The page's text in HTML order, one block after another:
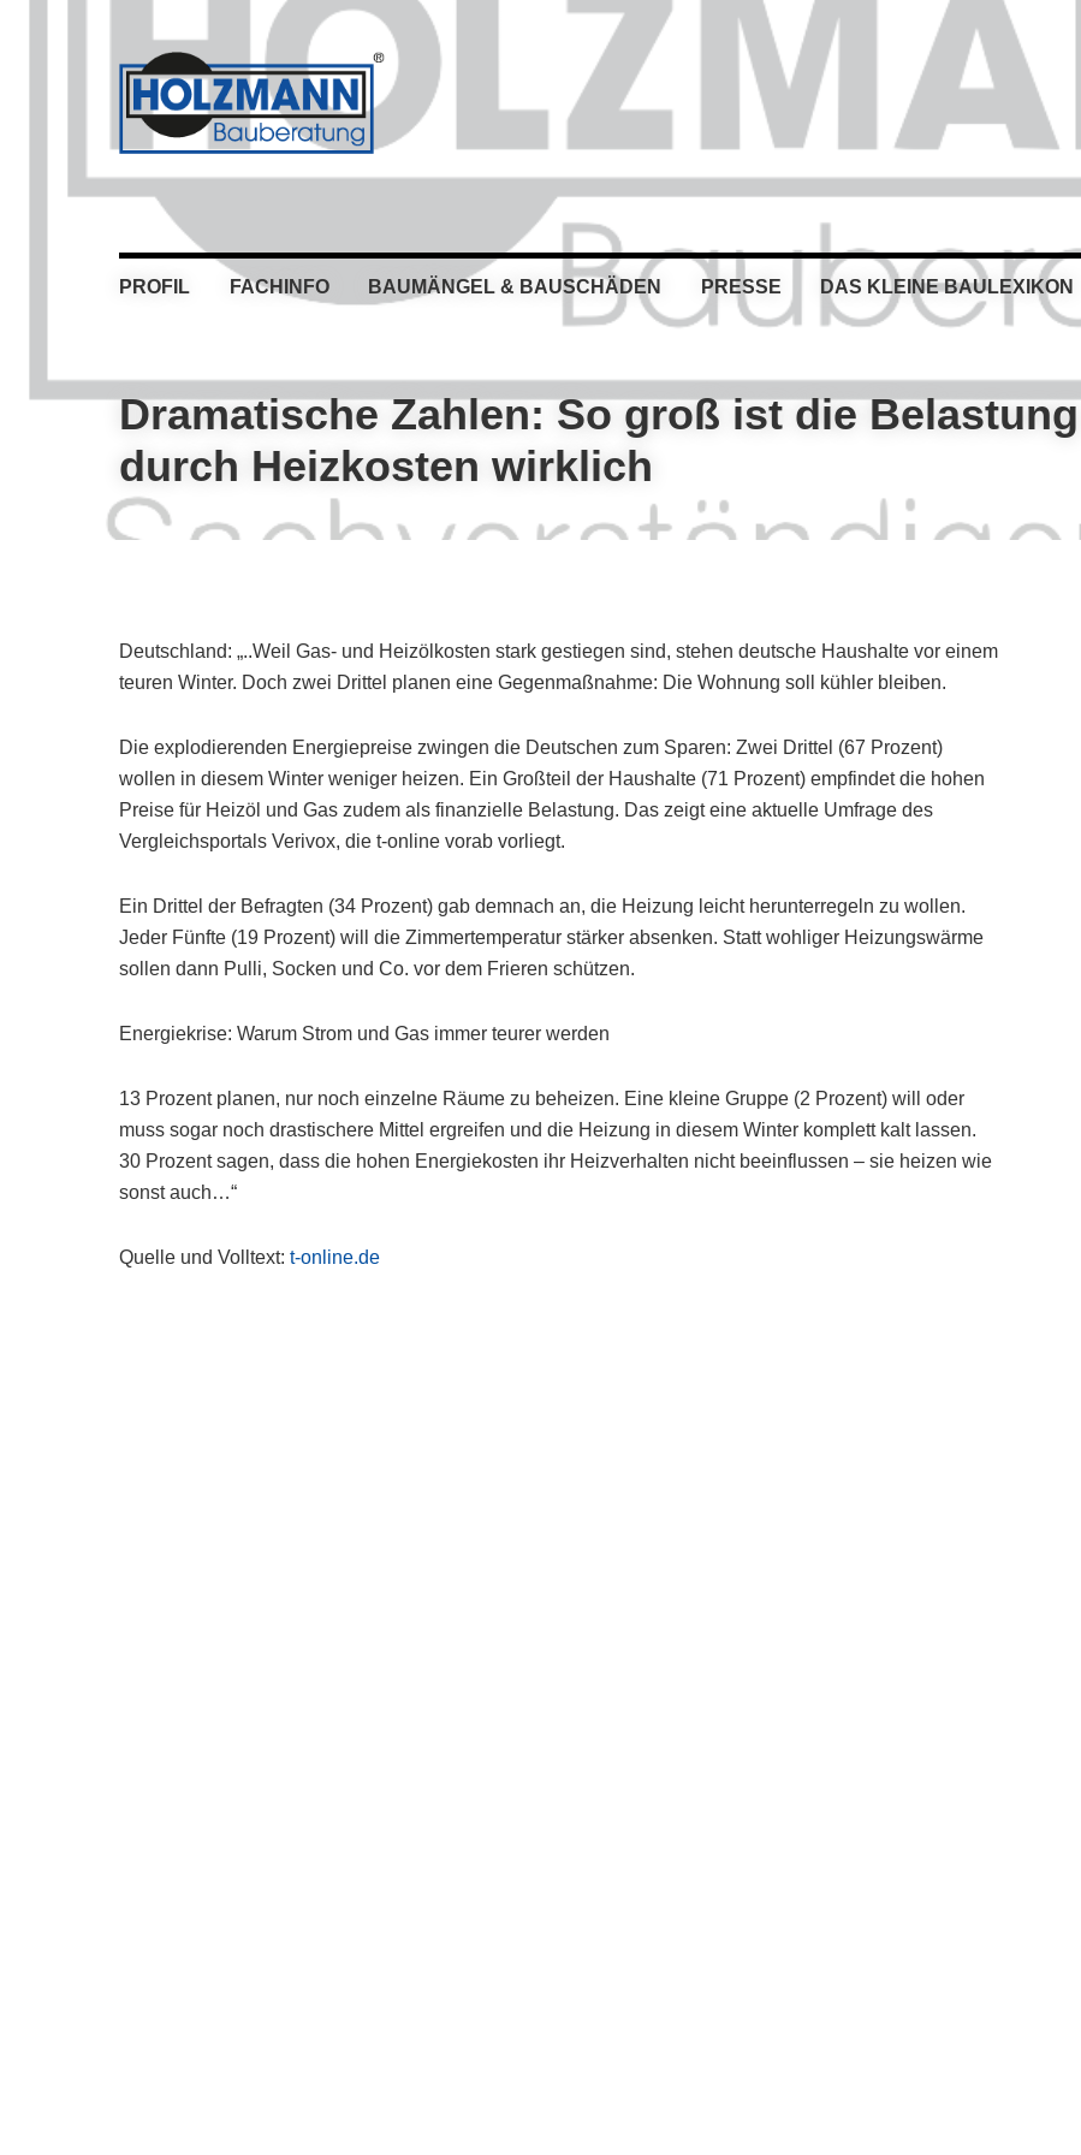
PROFIL FACHINFO BAUMÄNGEL & BAUSCHÄDEN PRESSE DAS KLEINE BAULEXIKON
Dramatische Zahlen: So groß ist die Belastung
durch Heizkosten wirklich
Deutschland: „..Weil Gas- und Heizölkosten stark gestiegen sind, stehen deutsche Haushalte vor einem
teuren Winter. Doch zwei Drittel planen eine Gegenmaßnahme: Die Wohnung soll kühler bleiben.
Die explodierenden Energiepreise zwingen die Deutschen zum Sparen: Zwei Drittel (67 Prozent)
wollen in diesem Winter weniger heizen. Ein Großteil der Haushalte (71 Prozent) empfindet die hohen
Preise für Heizöl und Gas zudem als finanzielle Belastung. Das zeigt eine aktuelle Umfrage des
Vergleichsportals Verivox, die t-online vorab vorliegt.
Ein Drittel der Befragten (34 Prozent) gab demnach an, die Heizung leicht herunterregeln zu wollen.
Jeder Fünfte (19 Prozent) will die Zimmertemperatur stärker absenken. Statt wohliger Heizungswärme
sollen dann Pulli, Socken und Co. vor dem Frieren schützen.
Energiekrise: Warum Strom und Gas immer teurer werden
13 Prozent planen, nur noch einzelne Räume zu beheizen. Eine kleine Gruppe (2 Prozent) will oder
muss sogar noch drastischere Mittel ergreifen und die Heizung in diesem Winter komplett kalt lassen.
30 Prozent sagen, dass die hohen Energiekosten ihr Heizverhalten nicht beeinflussen – sie heizen wie
sonst auch…“
Quelle und Volltext: t-online.de